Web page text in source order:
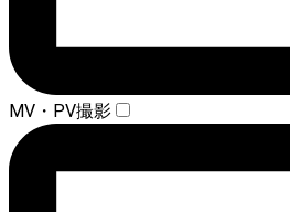
MV・PV撮影